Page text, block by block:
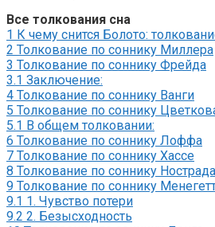
Все толкования сна
1 К чему снится Болото:
2 Толкование по соннику Миллера
3 Толкование по соннику Фрейда
3.1 Заключение:
4 Толкование по соннику Ванги
5 Толкование по соннику
5.1 В общем толковании:
6 Толкование по соннику Лоффа
7 Толкование по соннику Хассе
8 Толкование по соннику
9 Толкование по соннику
9.1 1. Чувство потери
9.2 2. Безысходность